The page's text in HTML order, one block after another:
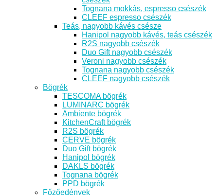
Tognana mokkás, espresso csészék
CLEEF espresso csészék
Teás, nagyobb kávés csésze
Hanipol nagyobb kávés, teás csészék
R2S nagyobb csészék
Duo Gift nagyobb csészék
Veroni nagyobb csészék
Tognana nagyobb csészék
CLEEF nagyobb csészék
Bögrék
TESCOMA bögrék
LUMINARC bögrék
Ambiente bögrék
KitchenCraft bögrék
R2S bögrék
CERVE bögrék
Duo Gift bögrék
Hanipol bögrék
DAKLS bögrék
Tognana bögrék
PPD bögrék
Főzőedények